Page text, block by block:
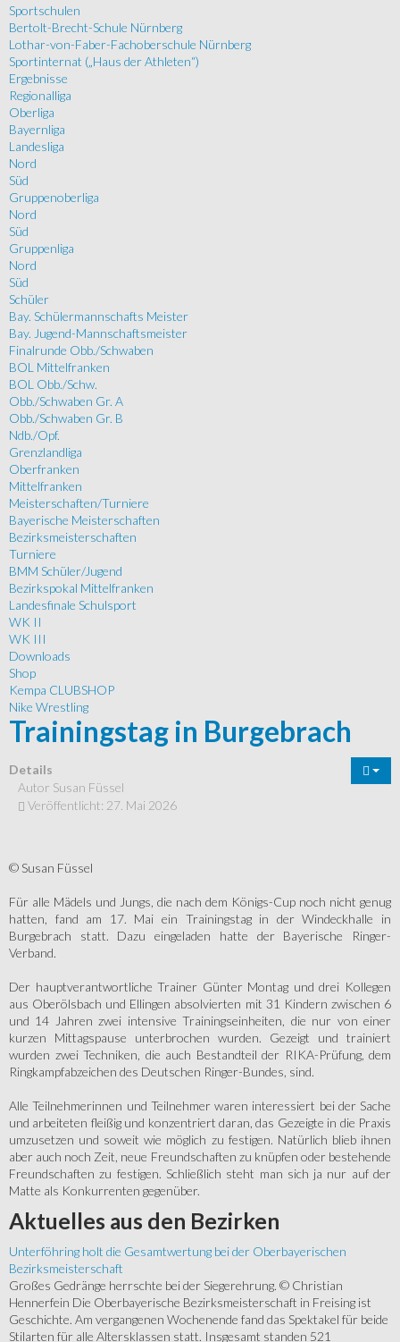
Sportschulen
Bertolt-Brecht-Schule Nürnberg
Lothar-von-Faber-Fachoberschule Nürnberg
Sportinternat („Haus der Athleten“)
Ergebnisse
Regionalliga
Oberliga
Bayernliga
Landesliga
Nord
Süd
Gruppenoberliga
Nord
Süd
Gruppenliga
Nord
Süd
Schüler
Bay. Schülermannschafts Meister
Bay. Jugend-Mannschaftsmeister
Finalrunde Obb./Schwaben
BOL Mittelfranken
BOL Obb./Schw.
Obb./Schwaben Gr. A
Obb./Schwaben Gr. B
Ndb./Opf.
Grenzlandliga
Oberfranken
Mittelfranken
Meisterschaften/Turniere
Bayerische Meisterschaften
Bezirksmeisterschaften
Turniere
BMM Schüler/Jugend
Bezirkspokal Mittelfranken
Landesfinale Schulsport
WK II
WK III
Downloads
Shop
Kempa CLUBSHOP
Nike Wrestling
Trainingstag in Burgebrach
Details
Autor Susan Füssel
Veröffentlicht: 27. Mai 2026
© Susan Füssel
Für alle Mädels und Jungs, die nach dem Königs-Cup noch nicht genug
hatten, fand am 17. Mai ein Trainingstag in der Windeckhalle in
Burgebrach statt. Dazu eingeladen hatte der Bayerische Ringer-
Verband.
Der hauptverantwortliche Trainer Günter Montag und drei Kollegen
aus Oberölsbach und Ellingen absolvierten mit 31 Kindern zwischen 6
und 14 Jahren zwei intensive Trainingseinheiten, die nur von einer
kurzen Mittagspause unterbrochen wurden. Gezeigt und trainiert
wurden zwei Techniken, die auch Bestandteil der RIKA-Prüfung, dem
Ringkampfabzeichen des Deutschen Ringer-Bundes, sind.
Alle Teilnehmerinnen und Teilnehmer waren interessiert bei der Sache
und arbeiteten fleißig und konzentriert daran, das Gezeigte in die Praxis
umzusetzen und soweit wie möglich zu festigen. Natürlich blieb ihnen
aber auch noch Zeit, neue Freundschaften zu knüpfen oder bestehende
Freundschaften zu festigen. Schließlich steht man sich ja nur auf der
Matte als Konkurrenten gegenüber.
Aktuelles aus den Bezirken
Unterföhring holt die Gesamtwertung bei der Oberbayerischen
Bezirksmeisterschaft
Großes Gedränge herrschte bei der Siegerehrung. © Christian
Hennerfein Die Oberbayerische Bezirksmeisterschaft in Freising ist
Geschichte. Am vergangenen Wochenende fand das Spektakel für beide
Stilarten für alle Altersklassen statt. Insgesamt standen 521